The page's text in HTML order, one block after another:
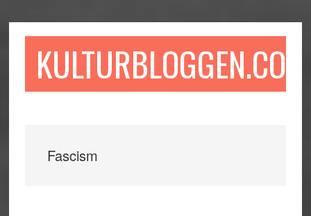
till
till
sidofältet
till
KULTURBLOGGEN.COM
Fascism